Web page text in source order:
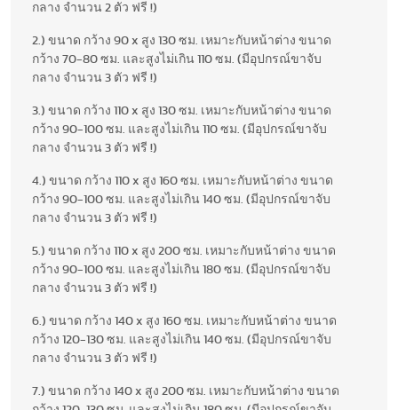
กลาง จำนวน 2 ตัว ฟรี !)
2.) ขนาด กว้าง 90 x สูง 130 ซม. เหมาะกับหน้าต่าง ขนาด
กว้าง 70-80 ซม. และสูงไม่เกิน 110 ซม. (มีอุปกรณ์ขาจับ
กลาง จำนวน 3 ตัว ฟรี !)
3.) ขนาด กว้าง 110 x สูง 130 ซม. เหมาะกับหน้าต่าง ขนาด
กว้าง 90-100 ซม. และสูงไม่เกิน 110 ซม. (มีอุปกรณ์ขาจับ
กลาง จำนวน 3 ตัว ฟรี !)
4.) ขนาด กว้าง 110 x สูง 160 ซม. เหมาะกับหน้าต่าง ขนาด
กว้าง 90-100 ซม. และสูงไม่เกิน 140 ซม. (มีอุปกรณ์ขาจับ
กลาง จำนวน 3 ตัว ฟรี !)
5.) ขนาด กว้าง 110 x สูง 200 ซม. เหมาะกับหน้าต่าง ขนาด
กว้าง 90-100 ซม. และสูงไม่เกิน 180 ซม. (มีอุปกรณ์ขาจับ
กลาง จำนวน 3 ตัว ฟรี !)
6.) ขนาด กว้าง 140 x สูง 160 ซม. เหมาะกับหน้าต่าง ขนาด
กว้าง 120-130 ซม. และสูงไม่เกิน 140 ซม. (มีอุปกรณ์ขาจับ
กลาง จำนวน 3 ตัว ฟรี !)
7.) ขนาด กว้าง 140 x สูง 200 ซม. เหมาะกับหน้าต่าง ขนาด